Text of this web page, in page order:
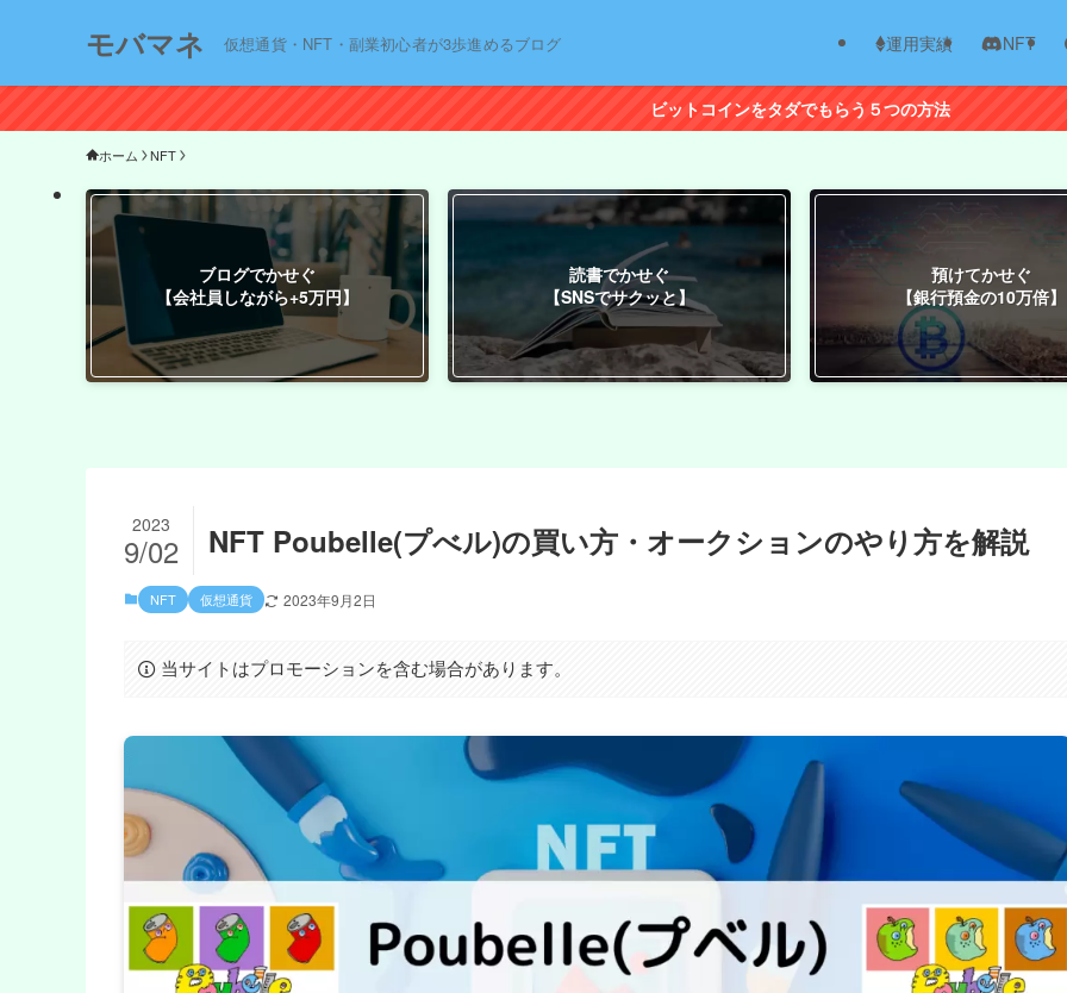
モバマネ 仮想通貨・NFT・副業初心者が3歩進めるブログ 運用実績 NFT
ビットコインをタダでもらう５つの方法
ホーム NFT
ブログでかせぐ
【会社員しながら+5万円】
読書でかせぐ
【SNSでサクッと】
預けてかせぐ
【銀行預金の10万倍】
NFT Poubelle(プべル)の買い方・オークションのやり方を解説
2023
9/02
NFT 仮想通貨 2023年9月2日
当サイトはプロモーションを含む場合があります。